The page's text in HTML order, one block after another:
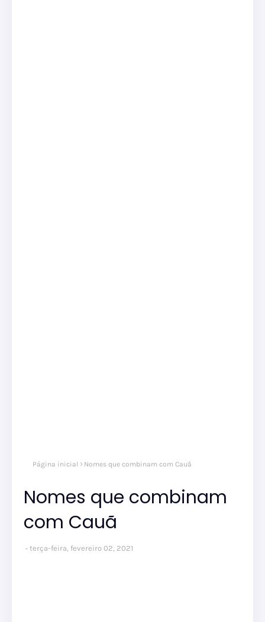
Página inicial Nomes que combinam com Cauã
Nomes que combinam
com Cauã
terça-feira, fevereiro 02, 2021